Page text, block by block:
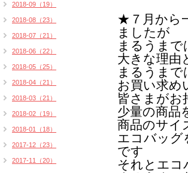
★７月から
ましたが
まるうま
大きな理由
まるうまで
お買い求め
皆さまがお
少量の商品
商品のサイ
エコバッグ
です
それとエコ
2018-09（19）
2018-08（23）
2018-07（21）
2018-06（22）
2018-05（25）
2018-04（21）
2018-03（21）
2018-02（19）
2018-01（18）
2017-12（23）
2017-11（20）